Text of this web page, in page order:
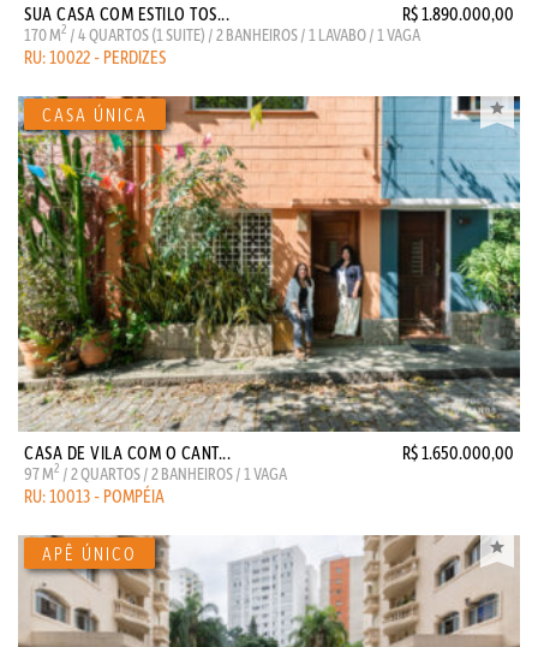
SUA CASA COM ESTILO TOS... R$ 1.890.000,00
170 M2 / 4 QUARTOS (1 SUITE) / 2 BANHEIROS / 1 LAVABO / 1 VAGA
RU: 10022 - PERDIZES
CASA DE VILA COM O CANT... R$ 1.650.000,00
97 M2 / 2 QUARTOS / 2 BANHEIROS / 1 VAGA
RU: 10013 - POMPÉIA